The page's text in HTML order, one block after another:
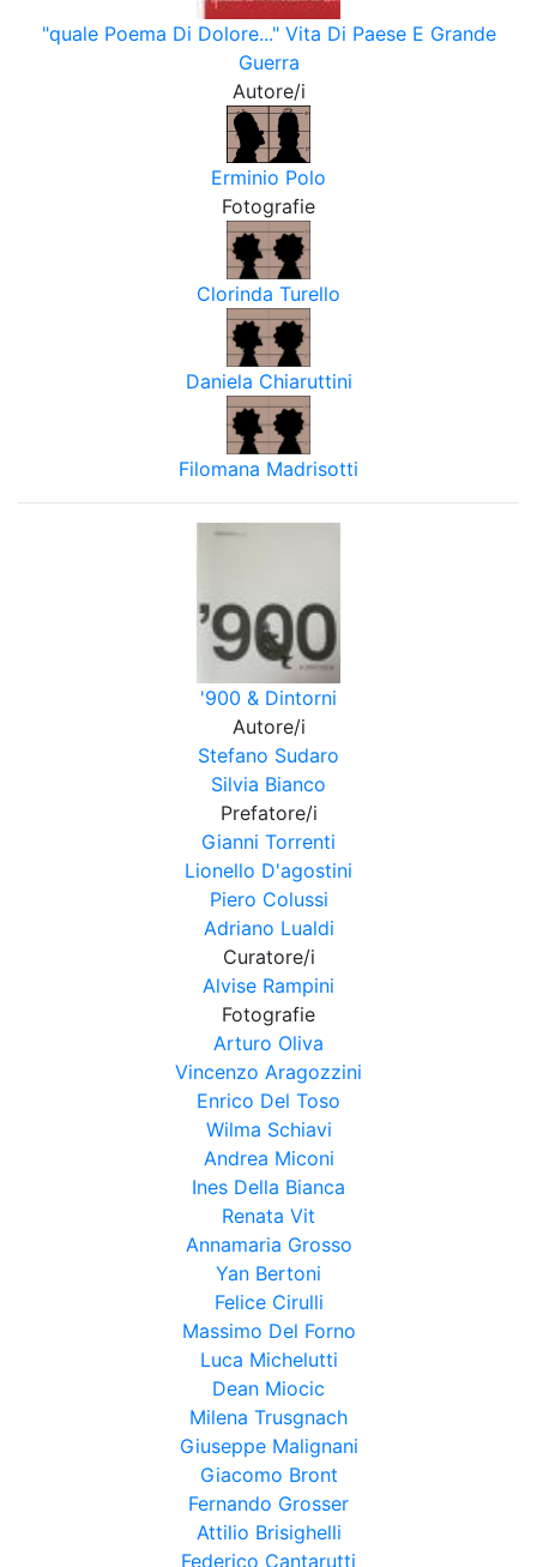
"quale Poema Di Dolore..." Vita Di Paese E Grande
Guerra
Autore/i
Erminio Polo
Fotografie
Clorinda Turello
Daniela Chiaruttini
Filomana Madrisotti
'900 & Dintorni
Autore/i
Stefano Sudaro
Silvia Bianco
Prefatore/i
Gianni Torrenti
Lionello D'agostini
Piero Colussi
Adriano Lualdi
Curatore/i
Alvise Rampini
Fotografie
Arturo Oliva
Vincenzo Aragozzini
Enrico Del Toso
Wilma Schiavi
Andrea Miconi
Ines Della Bianca
Renata Vit
Annamaria Grosso
Yan Bertoni
Felice Cirulli
Massimo Del Forno
Luca Michelutti
Dean Miocic
Milena Trusgnach
Giuseppe Malignani
Giacomo Bront
Fernando Grosser
Attilio Brisighelli
Federico Cantarutti